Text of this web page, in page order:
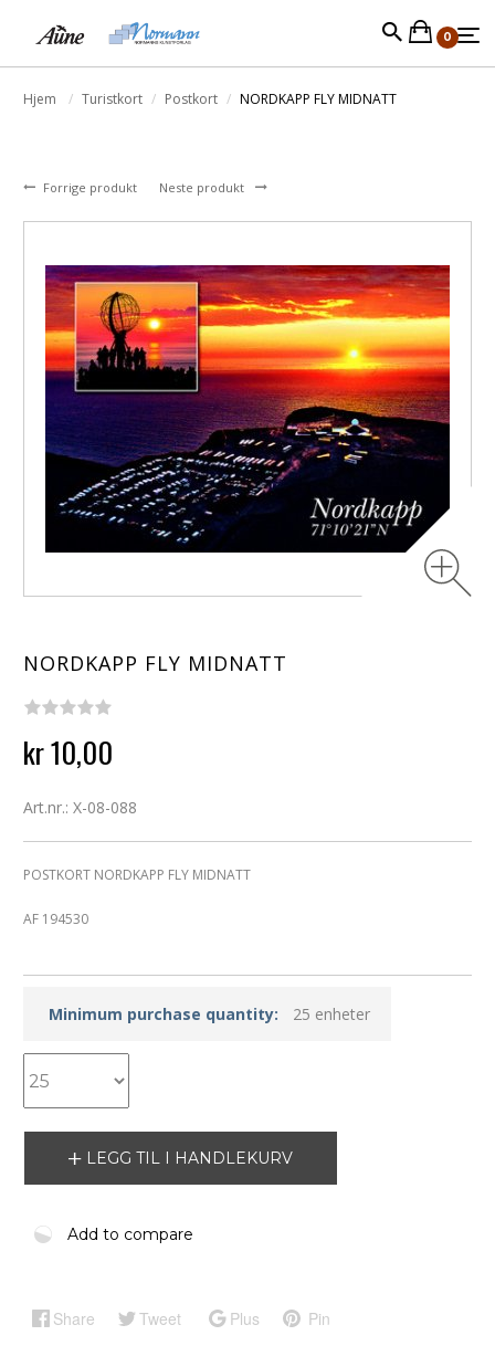
0
Hjem Turistkort Postkort NORDKAPP FLY MIDNATT
Forrige produkt Neste produkt
NORDKAPP FLY MIDNATT
kr 10,00
Art.nr.: X-08-088
POSTKORT NORDKAPP FLY MIDNATT
AF 194530
Minimum purchase quantity: 25 enheter
LEGG TIL I HANDLEKURV
Add to compare
Share Tweet Plus Pin